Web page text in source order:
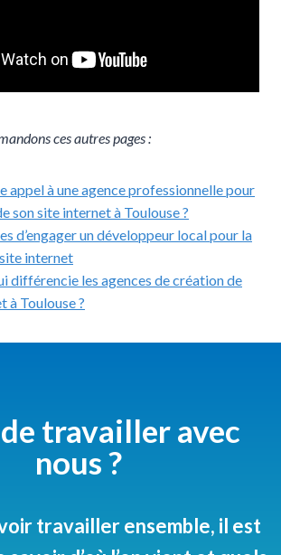
ces autres pages :
appel à une agence professionnelle pour
son site internet à Toulouse ?
d’engager un développeur local pour la
internet
différencie les agences de création de
à Toulouse ?
travailler avec
nous ?
travailler ensemble, il est